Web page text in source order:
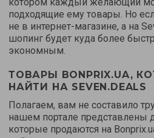
подходящие ему товары. Но
не в интернет-магазине, а на
шопинг будет куда более
экономным.
ТОВАРЫ BONPRIX.UA,
НАЙТИ НА SEVEN.DEALS
Полагаем, вам не составило
нашем портале представлены
которые продаются на